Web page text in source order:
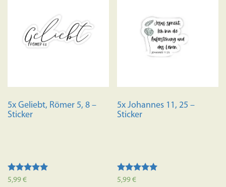
5x Geliebt, Römer 5, 8 –
Sticker
Bewertet mit
5,99€
5x Johannes 11, 25 –
Sticker
Bewertet mit
5,99€